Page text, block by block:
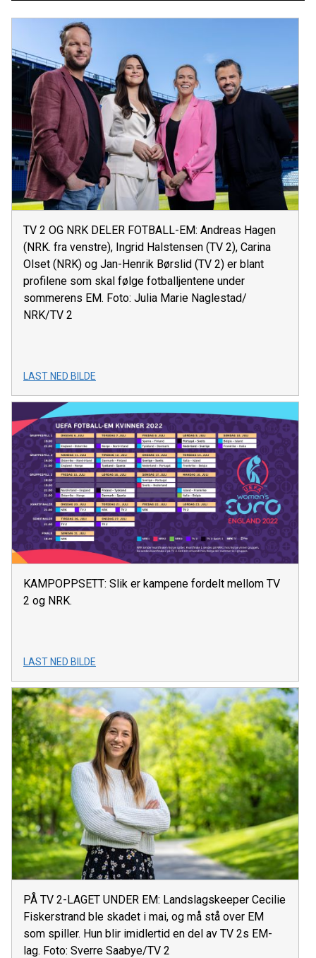
TV 2 OG NRK DELER FOTBALL-EM: Andreas Hagen
(NRK. fra venstre), Ingrid Halstensen (TV 2), Carina
Olset (NRK) og Jan-Henrik Børslid (TV 2) er blant
profilene som skal følge fotballjentene under
sommerens EM. Foto: Julia Marie Naglestad/
NRK/TV 2
LAST NED BILDE
KAMPOPPSETT: Slik er kampene fordelt mellom TV
2 og NRK.
LAST NED BILDE
PÅ TV 2-LAGET UNDER EM: Landslagskeeper Cecilie
Fiskerstrand ble skadet i mai, og må stå over EM
som spiller. Hun blir imidlertid en del av TV 2s EM-
lag. Foto: Sverre Saabye/TV 2